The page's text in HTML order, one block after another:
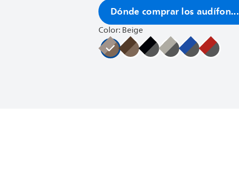
Dónde comprar los audífon...
Color: Beige